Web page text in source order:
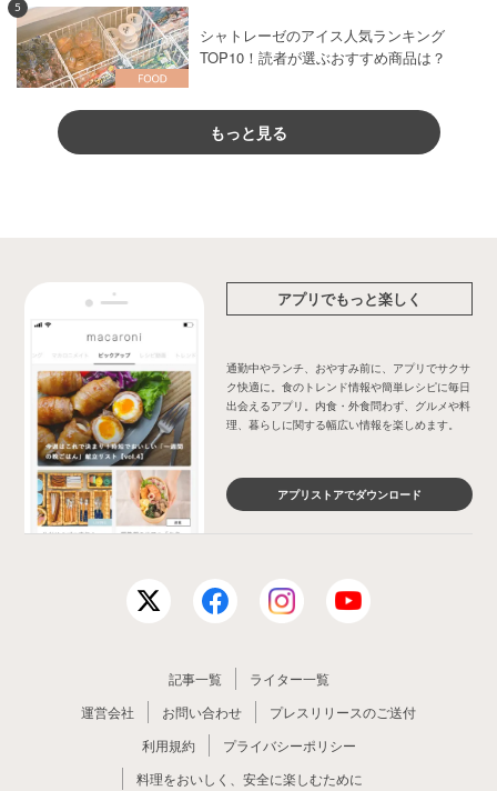
5
シャトレーゼのアイス人気ランキング
TOP10！読者が選ぶおすすめ商品は？
もっと見る
アプリでもっと楽しく
通勤中やランチ、おやすみ前に、アプリでサクサ
ク快適に。食のトレンド情報や簡単レシピに毎日
出会えるアプリ。内食・外食問わず、グルメや料
理、暮らしに関する幅広い情報を楽しめます。
アプリストアでダウンロード
記事一覧
ライター一覧
運営会社
お問い合わせ
プレスリリースのご送付
利用規約
プライバシーポリシー
料理をおいしく、安全に楽しむために